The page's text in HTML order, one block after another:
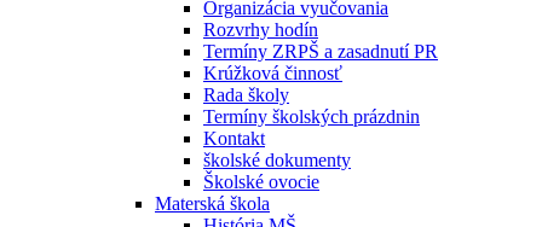
Organizácia vyučovania
Rozvrhy hodín
Termíny ZRPŠ a zasadnutí PR
Krúžková činnosť
Rada školy
Termíny školských prázdnin
Kontakt
školské dokumenty
Školské ovocie
Materská škola